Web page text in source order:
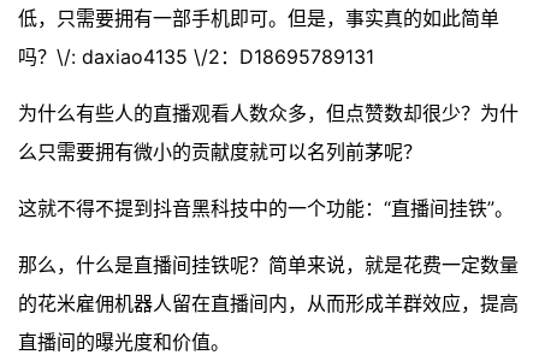
低，只需要拥有一部手机即可。但是，事实真的如此简单
吗？\/: daxiao4135 \/2：D18695789131
为什么有些人的直播观看人数众多，但点赞数却很少？为什
么只需要拥有微小的贡献度就可以名列前茅呢？
这就不得不提到抖音黑科技中的一个功能：“直播间挂铁”。
那么，什么是直播间挂铁呢？简单来说，就是花费一定数量
的花米雇佣机器人留在直播间内，从而形成羊群效应，提高
直播间的曝光度和价值。